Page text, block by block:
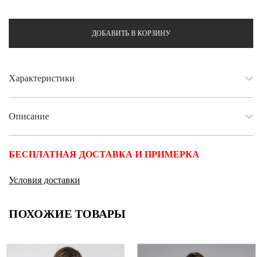
ДОБАВИТЬ В КОРЗИНУ
Характеристики
Описание
БЕСПЛАТНАЯ ДОСТАВКА И ПРИМЕРКА
Условия доставки
ПОХОЖИЕ ТОВАРЫ